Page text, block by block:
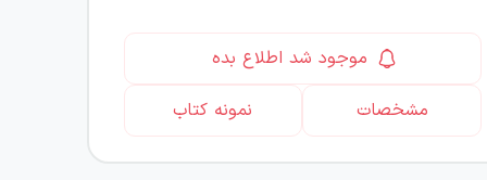
موجود شد اطلاع بده
مشخصات
نمونه کتاب